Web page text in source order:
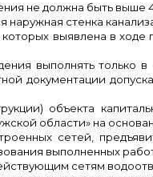
не должна быть выше
наружная стенка
которых
выполнять
документации
объекта
области» на
сетей,
выполненных
сетям